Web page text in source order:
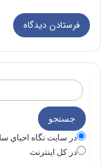
در سايت نگاه احياي
در كل اينترنت